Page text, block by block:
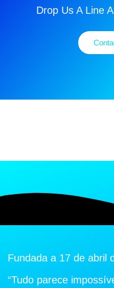
Drop Us A Line
Fundada a 17 de abril
“Tudo parece